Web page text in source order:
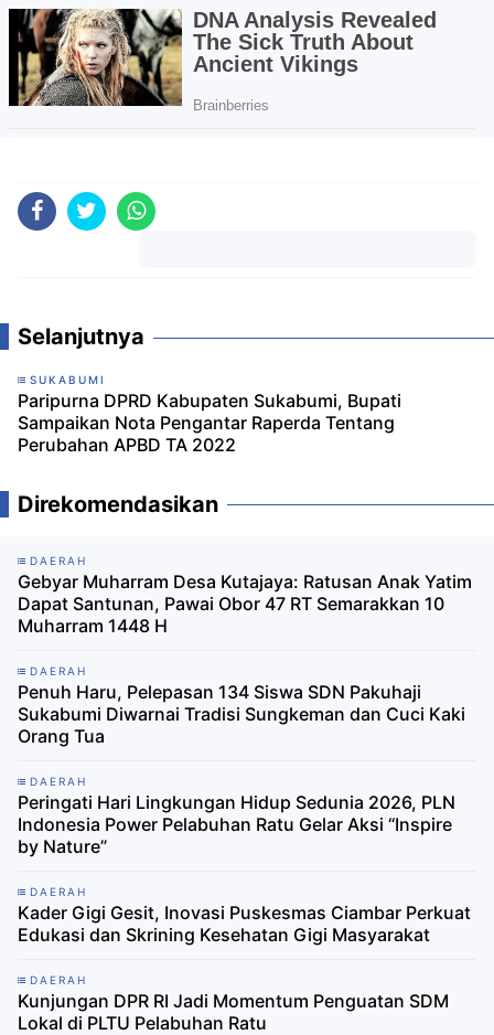
Selanjutnya
SUKABUMI
Paripurna DPRD Kabupaten Sukabumi, Bupati
Sampaikan Nota Pengantar Raperda Tentang
Perubahan APBD TA 2022
Direkomendasikan
DAERAH
Gebyar Muharram Desa Kutajaya: Ratusan Anak Yatim
Dapat Santunan, Pawai Obor 47 RT Semarakkan 10
Muharram 1448 H
DAERAH
Penuh Haru, Pelepasan 134 Siswa SDN Pakuhaji
Sukabumi Diwarnai Tradisi Sungkeman dan Cuci Kaki
Orang Tua
DAERAH
Peringati Hari Lingkungan Hidup Sedunia 2026, PLN
Indonesia Power Pelabuhan Ratu Gelar Aksi “Inspire
by Nature”
DAERAH
Kader Gigi Gesit, Inovasi Puskesmas Ciambar Perkuat
Edukasi dan Skrining Kesehatan Gigi Masyarakat
DAERAH
Kunjungan DPR RI Jadi Momentum Penguatan SDM
Lokal di PLTU Pelabuhan Ratu